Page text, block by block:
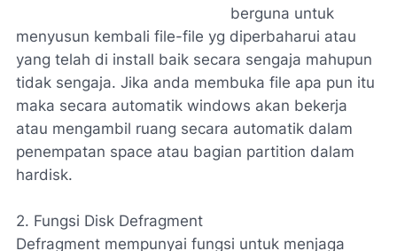
berguna untuk
menyusun kembali file-file yg diperbaharui atau
yang telah di install baik secara sengaja mahupun
tidak sengaja. Jika anda membuka file apa pun itu
maka secara automatik windows akan bekerja
atau mengambil ruang secara automatik dalam
penempatan space atau bagian partition dalam
hardisk.
2. Fungsi Disk Defragment
Defragment mempunyai fungsi untuk menjaga